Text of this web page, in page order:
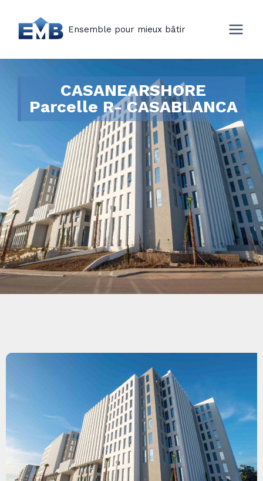
Ensemble pour mieux bâtir
CASANEARSHORE
Parcelle R- CASABLANCA